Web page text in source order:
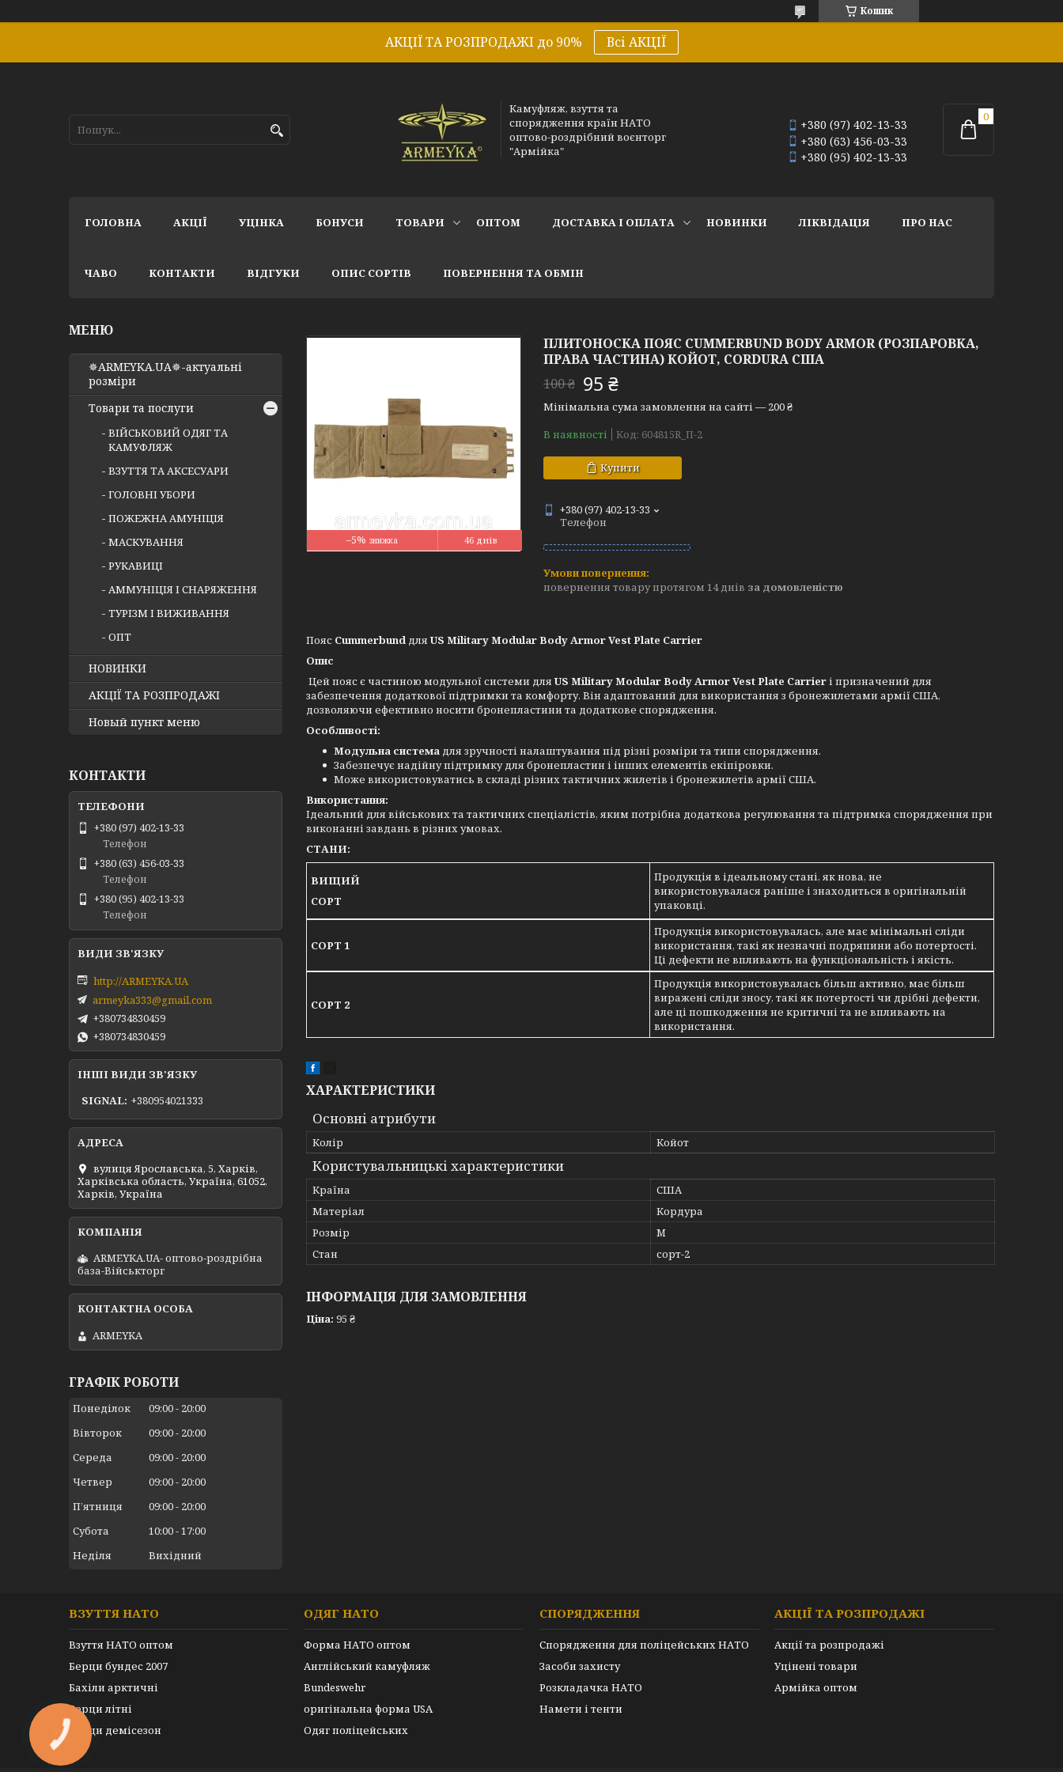
Кошик
АКЦІЇ ТА РОЗПРОДАЖІ до 90% Всі АКЦІЇ
Камуфляж, взуття та
спорядження країн НАТО
оптово-роздрібний воєнторг
"Армійка"
+380 (97) 402-13-33
+380 (63) 456-03-33
+380 (95) 402-13-33
ГОЛОВНА АКЦІЇ УЦІНКА БОНУСИ ТОВАРИ ОПТОМ ДОСТАВКА І ОПЛАТА НОВИНКИ ЛІКВІДАЦІЯ ПРО НАС
ЧАВО КОНТАКТИ ВІДГУКИ ОПИС СОРТІВ ПОВЕРНЕННЯ ТА ОБМІН
–5% 46 днів
ПЛИТОНОСКА ПОЯС СUMMERBUND BODY ARMOR (РОЗПАРОВКА,
ПРАВА ЧАСТИНА) КОЙОТ, CORDURA США
100 ₴ 95 ₴
Мінімальна сума замовлення на сайті — 200 ₴
В наявності
Код: 604815R_П-2
Купити
+380 (97) 402-13-33
Телефон
повернення товару протягом 14 днів за домовленістю
Пояс Cummerbund дляUS Military Modular Body Armor Vest Plate Carrier
Опис
Цей пояс є частиною модульної системи дляUS Military Modular Body Armor Vest Plate Carrierі призначений для
забезпечення додаткової підтримки та комфорту. Він адаптований для використання з бронежилетами армії США,
дозволяючи ефективно носити бронепластини та додаткове спорядження.
Особливості:
Модульна система для зручності налаштування під різні розміри та типи спорядження.
Забезпечує надійну підтримку для бронепластин і інших елементів екіпіровки.
Може використовуватись в складі різних тактичних жилетів і бронежилетів армії США.
Використання:
Ідеальний для військових та тактичних спеціалістів, яким потрібна додаткова регулювання та підтримка спорядження при
виконанні завдань в різних умовах.
СТАНИ:
ВИЩИЙ
СОРТ
Продукція в ідеальному стані, як нова, не
використовувалася раніше і знаходиться в оригінальній
упаковці.
СОРТ 1
Продукція використовувалась, але має мінімальні сліди
використання, такі як незначні подряпини або потертості.
Ці дефекти не впливають на функціональність і якість.
СОРТ 2
Продукція використовувалась більш активно, має більш
виражені сліди зносу, такі як потертості чи дрібні дефекти,
але ці пошкодження не критичні та не впливають на
використання.
ХАРАКТЕРИСТИКИ
Основні атрибути
Колір Койот
Користувальницькі характеристики
Країна
США
Матеріал
Кордура
Розмір
M
Стан
сорт-2
ІНФОРМАЦІЯ ДЛЯ ЗАМОВЛЕННЯ
Ціна: 95 ₴
✵ARMEYKA.UA✵-актуальні
розміри
Товари та послуги
ВІЙСЬКОВИЙ ОДЯГ ТА
КАМУФЛЯЖ
ВЗУТТЯ ТА АКСЕСУАРИ
ГОЛОВНІ УБОРИ
ПОЖЕЖНА АМУНІЦІЯ
МАСКУВАННЯ
РУКАВИЦІ
АММУНІЦІЯ І СНАРЯЖЕННЯ
ТУРІЗМ І ВИЖИВАННЯ
ОПТ
НОВИНКИ
АКЦІЇ ТА РОЗПРОДАЖІ
Новый пункт меню
КОНТАКТИ
+380 (97) 402-13-33
Телефон
+380 (63) 456-03-33
Телефон
+380 (95) 402-13-33
Телефон
http://ARMEYKA.UA
armeyka333@gmail.com
+380734830459
+380734830459
ІНШІ ВИДИ ЗВ'ЯЗКУ
SIGNAL +380954021333
вулиця Ярославська, 5, Харків,
Харківська область, Україна, 61052,
Харків, Україна
ARMEYKA.UA- оптово-роздрібна
база-Військторг
ARMEYKA
ГРАФІК РОБОТИ
Понеділок 09:00
20:00
Вівторок
09:00
20:00
Середа
09:00
20:00
Четвер
09:00
20:00
Пʼятниця
09:00
20:00
Субота
10:00 17:00
Неділя
Вихідний
ВЗУТТЯ НАТО
Взуття НАТО оптом
Берци бундес 2007
Бахіли арктичні
Берци літні
Берци демісезон
ОДЯГ НАТО
Форма НАТО оптом
Англійський камуфляж
Bundeswehr
оригінальна форма USA
Одяг поліцейських
СПОРЯДЖЕННЯ
Спорядження для поліцейських НАТО
Засоби захисту
Розкладачка НАТО
Намети і тенти
АКЦІЇ ТА РОЗПРОДАЖІ
Акції та розпродажі
Уцінені товари
Армійка оптом
КНОПКА
ЗВ'ЯЗКУ